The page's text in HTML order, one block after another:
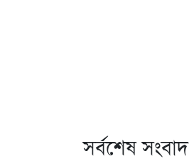
সর্বশেষ সংবাদ